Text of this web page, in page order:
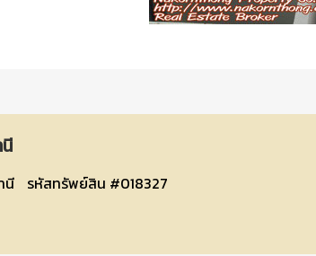
นี รหัสทรัพย์สิน #018327